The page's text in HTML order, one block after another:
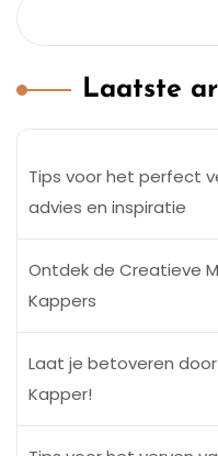
Laatste
Tips voor het perfect
advies en inspiratie
Ontdek de Creatieve
Kappers
Laat je betoveren
Kapper!